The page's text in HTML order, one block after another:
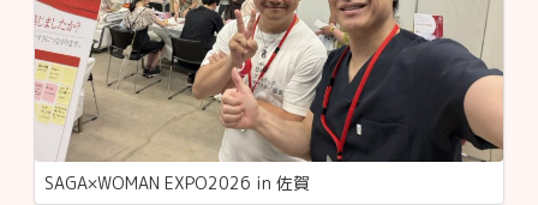
SAGA×WOMAN EXPO2026 in 佐賀